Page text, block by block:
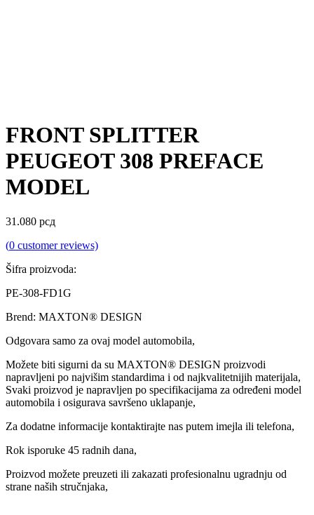
FRONT SPLITTER
PEUGEOT 308 PREFACE
MODEL
31.080 рсд
(0 customer reviews)
Šifra proizvoda:
PE-308-FD1G
Brend: MAXTON® DESIGN
Odgovara samo za ovaj model automobila,
Možete biti sigurni da su MAXTON® DESIGN proizvodi
napravljeni po najvišim standardima i od najkvalitetnijih materijala,
Svaki proizvod je napravljen po specifikacijama za određeni model
automobila i osigurava savršeno uklapanje,
Za dodatne informacije kontaktirajte nas putem imejla ili telefona,
Rok isporuke 45 radnih dana,
Proizvod možete preuzeti ili zakazati profesionalnu ugradnju od
strane naših stručnjaka,